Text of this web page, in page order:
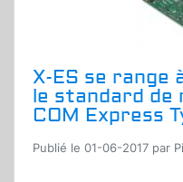
X-ES se
le standard de
COM Express
Publié le 01-06-2017 par